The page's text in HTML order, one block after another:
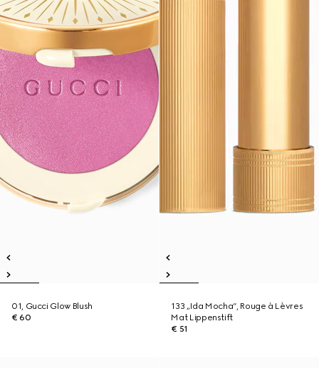
01, Gucci Glow Blush
€ 60
133 „Ida Mocha“, Rouge à Lèvres
Mat Lippenstift
€ 51